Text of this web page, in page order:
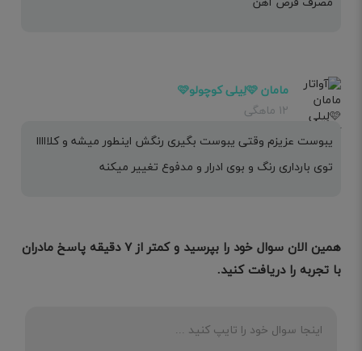
مامان 🩷لِیلی کوچولو🩷
۱۲ ماهگی
یبوست عزیزم وقتی یبوست بگیری رنگش اینطور میشه و کلااااا
توی بارداری رنگ و بوی ادرار و مدفوع تغییر میکنه
همین الان سوال خود را بپرسید و کمتر از ۷ دقیقه پاسخ مادران
با تجربه را دریافت کنید.